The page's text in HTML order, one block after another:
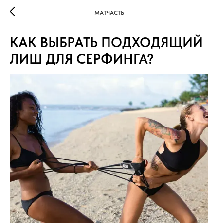
МАТЧАСТЬ
КАК ВЫБРАТЬ ПОДХОДЯЩИЙ
ЛИШ ДЛЯ СЕРФИНГА?